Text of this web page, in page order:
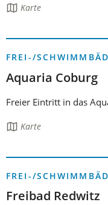
Die Karte
FREI-/
Aquaria Coburg
Freier Eintritt in das
Die Karte
FREI-/
Freibad Redwitz